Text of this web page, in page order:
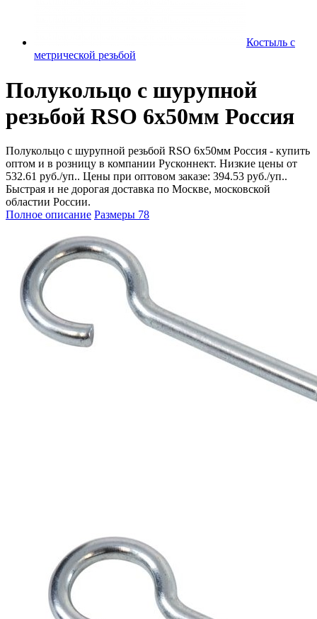
Костыль с
метрической резьбой
Полукольцо с шурупной
резьбой RSO 6х50мм Россия
Полукольцо с шурупной резьбой RSO 6х50мм Россия - купить
оптом и в розницу в компании Русконнект. Низкие цены от
532.61 руб./уп.. Цены при оптовом заказе: 394.53 руб./уп..
Быстрая и не дорогая доставка по Москве, московской
областии России.
Полное описание Размеры 78